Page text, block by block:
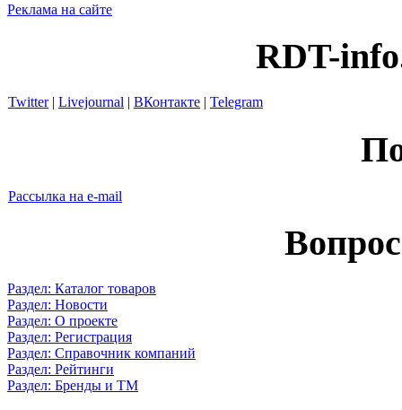
Реклама на сайте
RDT-
Twitter| Livejournal | ВКонтакте | Telegram
Рассылка на e-mail
Раздел: Каталог товаров
Раздел: Новости
Раздел: О проекте
Раздел: Регистрация
Раздел: Справочник компаний
Раздел: Рейтинги
Раздел: Бренды и ТМ